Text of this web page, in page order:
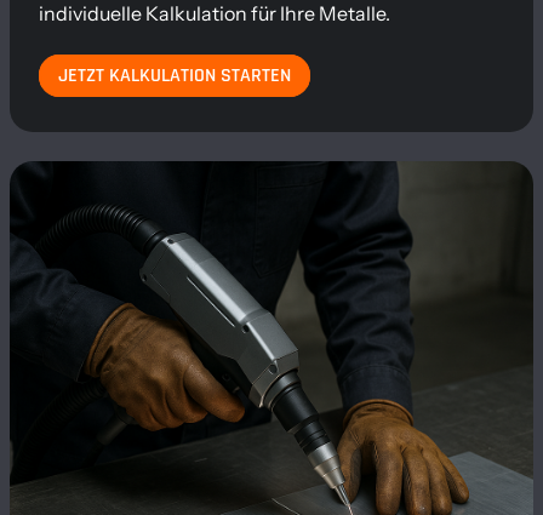
individuelle Kalkulation für Ihre Metalle.
JETZT KALKULATION STARTEN